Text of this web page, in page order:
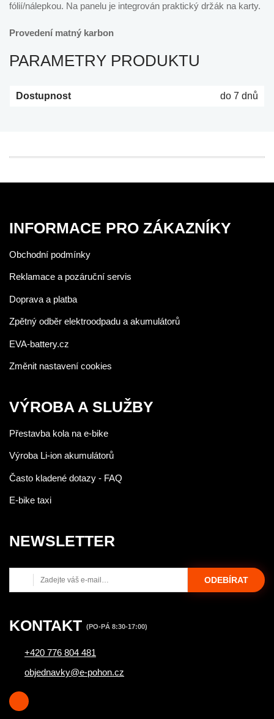
fólií/nálepkou. Na panelu je integrován praktický držák na karty.
Provedení matný karbon
PARAMETRY PRODUKTU
Dostupnost do 7 dnů
INFORMACE PRO ZÁKAZNÍKY
Obchodní podmínky
Reklamace a pozáruční servis
Doprava a platba
Zpětný odběr elektroodpadu a akumulátorů
EVA-battery.cz
Změnit nastavení cookies
VÝROBA A SLUŽBY
Přestavba kola na e-bike
Výroba Li-ion akumulátorů
Často kladené dotazy - FAQ
E-bike taxi
NEWSLETTER
ODEBÍRAT
KONTAKT (PO-PÁ 8:30-17:00)
+420 776 804 481
objednavky@e-pohon.cz